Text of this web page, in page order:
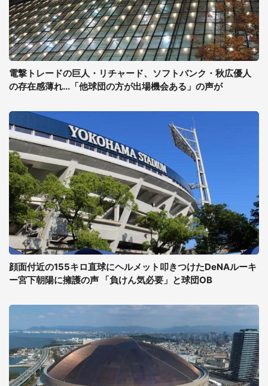
電撃トレードの巨人・リチャード、ソフトバンク・秋広優人
の存在感薄れ...「他球団の方が出場機会ある」の声が
顔面付近の155キロ直球にヘルメット叩きつけたDeNAルーキ
ー宮下朝陽に擁護の声 「負けん気必要」と球団OB